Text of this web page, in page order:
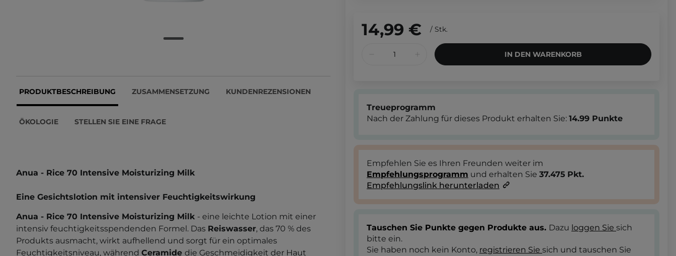
PRODUKTBESCHREIBUNG ZUSAMMENSETZUNG KUNDENREZENSIONEN
ÖKOLOGIE STELLEN SIE EINE FRAGE
Anua - Rice 70 Intensive Moisturizing Milk
Eine Gesichtslotion mit intensiver Feuchtigkeitswirkung
Anua - Rice 70 Intensive Moisturizing Milk - eine leichte Lotion mit einer
intensiv feuchtigkeitsspendenden Formel. Das Reiswasser, das 70 % des
Produkts ausmacht, wirkt aufhellend und sorgt für ein optimales
Feuchtigkeitsniveau, während Ceramide die Geschmeidigkeit der Haut
14,99 € / Stk.
IN DEN WARENKORB
Treueprogramm
Nach der Zahlung für dieses Produkt erhalten Sie: 14.99 Punkte
Empfehlen Sie es Ihren Freunden weiter im
Empfehlungsprogramm und erhalten Sie 37.475 Pkt.
Empfehlungslink herunterladen
Tauschen Sie Punkte gegen Produkte aus. Dazu loggen Sie sich
bitte ein.
Sie haben noch kein Konto, registrieren Sie sich und tauschen Sie